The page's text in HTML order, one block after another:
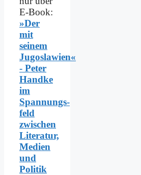
E-Book:
»Der
mit
seinem
Jugoslawien«
- Peter
Handke
im
Spannungs­
feld
zwischen
Literatur,
Medien
und
Politik